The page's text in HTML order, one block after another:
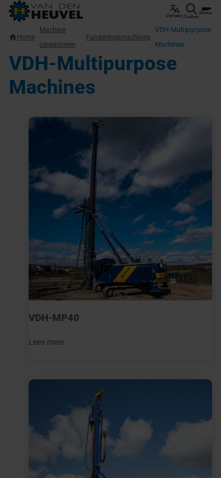
VertalenZoeken
Menu
Home
Machine
categorieën
Funderingsmachines
VDH-Multipurpose
Machines
VDH-Multipurpose
Machines
VDH-MP40
Lees meer